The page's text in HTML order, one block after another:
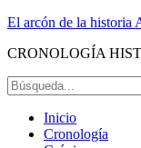
El arcón de la historia
CRONOLOGÍA
Inicio
Cronología